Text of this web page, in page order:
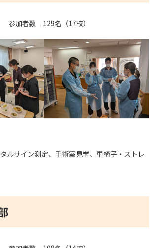
加者数 129名（17校）
ルサイン測定、手術室見学、車椅子・ストレ